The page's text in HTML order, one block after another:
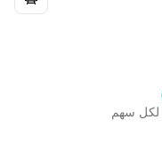
لكل سهم